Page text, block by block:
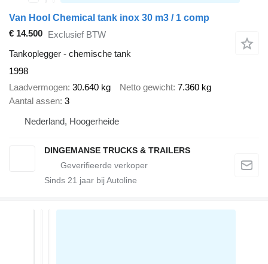
Van Hool Chemical tank inox 30 m3 / 1 comp
€ 14.500 Exclusief BTW
Tankoplegger - chemische tank
1998
Laadvermogen 30.640 kg Netto gewicht 7.360 kg
Aantal assen 3
Nederland, Hoogerheide
DINGEMANSE TRUCKS & TRAILERS
Sinds 21 jaar bij Autoline